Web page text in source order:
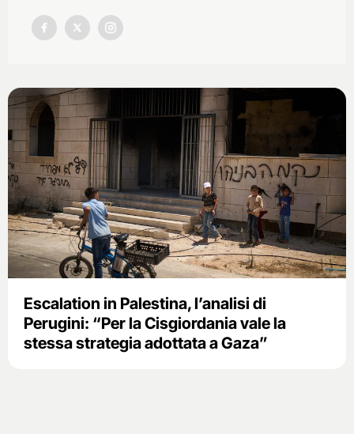
Escalation in Palestina, l’analisi di
Perugini: “Per la Cisgiordania vale la
stessa strategia adottata a Gaza”